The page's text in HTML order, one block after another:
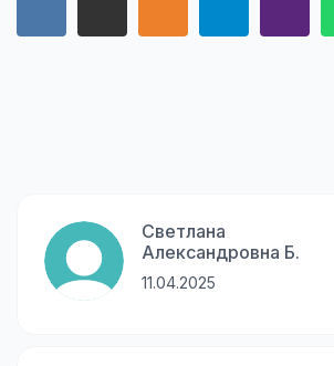
Светлана
Александровна Б.
11.04.2025